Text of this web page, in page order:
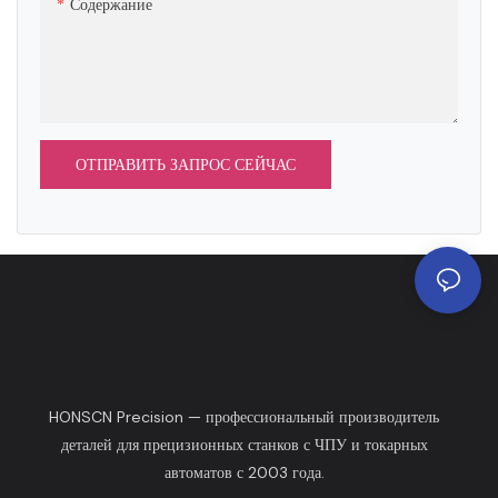
Содержание
ОТПРАВИТЬ ЗАПРОС СЕЙЧАС
фунтов на кв. дюйм и
чистых помещений.
HONSCN Precision — профессиональный производитель
деталей для прецизионных станков с ЧПУ и токарных
автоматов с 2003 года.